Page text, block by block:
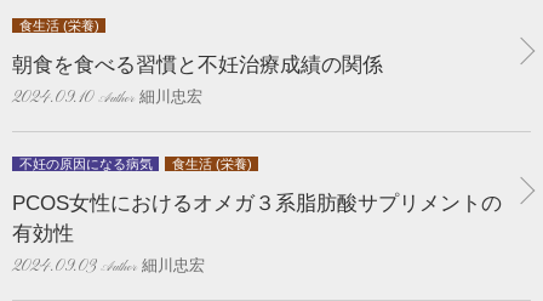
食生活 (栄養)
朝食を食べる習慣と不妊治療成績の関係
2024.09.10 細川忠宏
不妊の原因になる病気 食生活 (栄養)
PCOS女性におけるオメガ３系脂肪酸サプリメントの
有効性
2024.09.03 細川忠宏